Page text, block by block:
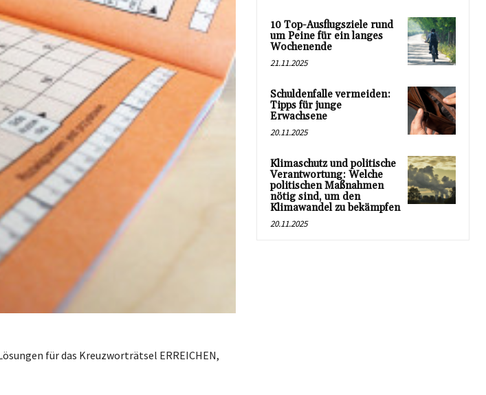
für das Kreuzworträtsel ERREICHEN,
10 Top-Ausflugsziele rund
um Peine für ein langes
Wochenende
21.11.2025
Schuldenfalle vermeiden:
Tipps für junge
Erwachsene
20.11.2025
Klimaschutz und politische
Verantwortung: Welche
politischen Maßnahmen
nötig sind, um den
Klimawandel zu bekämpfen
20.11.2025